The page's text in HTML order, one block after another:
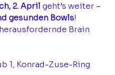
2. April geht’s weiter –
gesunden Bowls!
Brain
1, Konrad-Zuse-Ring